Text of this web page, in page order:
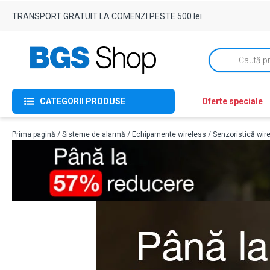
TRANSPORT GRATUIT LA COMENZI PESTE 500 lei
Products
search
CATEGORII PRODUSE Oferte speciale
Prima pagină / Sisteme de alarmă / Echipamente wireless / Senzoristică